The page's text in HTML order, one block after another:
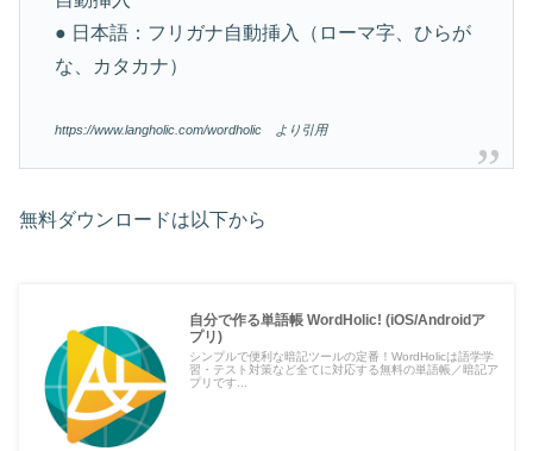
● 日本語：フリガナ自動挿入（ローマ字、ひらが
な、カタカナ）
https://www.langholic.com/wordholic より引用
無料ダウンロードは以下から
自分で作る単語帳 WordHolic! (iOS/Androidア
プリ)
シンプルで便利な暗記ツールの定番！WordHolicは語学学
習・テスト対策など全てに対応する無料の単語帳／暗記ア
プリです...